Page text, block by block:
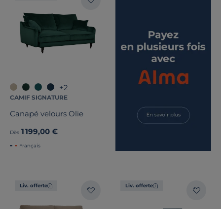
+2
CAMIF SIGNATURE
Canapé velours Olie
Dès 1 199,00 €
Français
Liv. offerte Liv. offerte